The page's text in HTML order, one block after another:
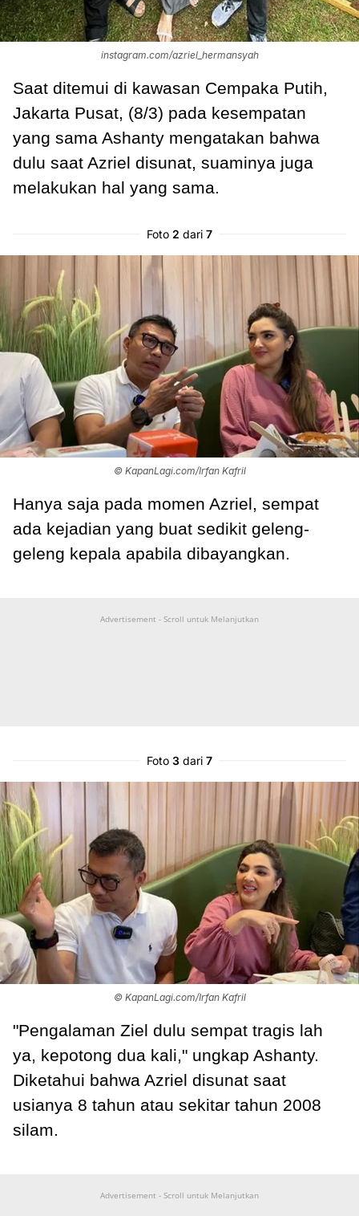
instagram.com/azriel_hermansyah
Saat ditemui di kawasan Cempaka Putih,
Jakarta Pusat, (8/3) pada kesempatan
yang sama Ashanty mengatakan bahwa
dulu saat Azriel disunat, suaminya juga
melakukan hal yang sama.
Foto 2 dari 7
© KapanLagi.com/Irfan Kafril
Hanya saja pada momen Azriel, sempat
ada kejadian yang buat sedikit geleng-
geleng kepala apabila dibayangkan.
Advertisement - Scroll untuk Melanjutkan
Foto 3 dari 7
© KapanLagi.com/Irfan Kafril
"Pengalaman Ziel dulu sempat tragis lah
ya, kepotong dua kali," ungkap Ashanty.
Diketahui bahwa Azriel disunat saat
usianya 8 tahun atau sekitar tahun 2008
silam.
Advertisement - Scroll untuk Melanjutkan